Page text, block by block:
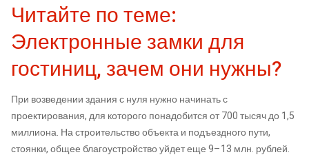
Читайте по теме:
Электронные замки для
гостиниц, зачем они нужны?
При возведении здания с нуля нужно начинать с
проектирования, для которого понадобится от 700 тысяч до 1,5
миллиона. На строительство объекта и подъездного пути,
стоянки, общее благоустройство уйдет еще 9–13 млн. рублей.